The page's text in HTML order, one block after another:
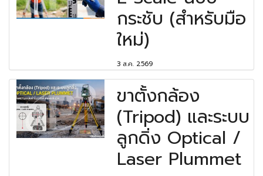
กระชับ (สำหรับมือ
ใหม่)
3 ส.ค. 2569
ขาตั้งกล้อง
(Tripod) และระบบ
ลูกดิ่ง Optical /
Laser Plummet